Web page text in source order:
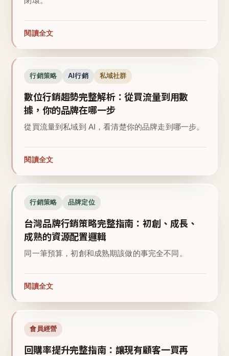
閱讀全文
行銷策略 AI行銷 私域社群
數位行銷趨勢完整解析：從買流量到用數
據，你的品牌在哪一步
從買流量到私域到 AI，看清楚你的品牌走到哪一步。
閱讀全文
行銷策略 品牌定位
台灣品牌行銷策略完整指南：初創、成長、
成熟的資源配置邏輯
同一筆預算，初創和成熟期該做的事完全不同。
閱讀全文
會員經營
回購率提升完整指南：讓現有顧客一買再